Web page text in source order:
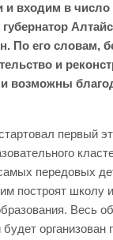
и входим в
По его словам,
и
возможны
первый
передовых
построят школу
Весь
организован